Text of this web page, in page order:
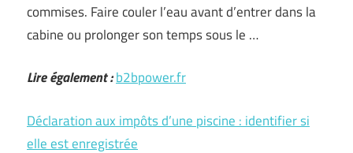
commises. Faire couler l’eau avant d’entrer dans la
cabine ou prolonger son temps sous le …
Lire également :b2bpower.fr
Déclaration aux impôts d’une piscine : identifier si
elle est enregistrée